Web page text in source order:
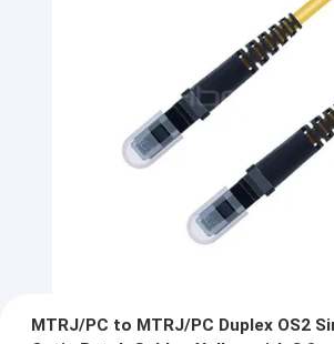
MTRJ/PC to MTRJ/PC Duplex OS2